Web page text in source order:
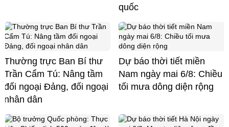
quốc
Thường trực Ban Bí thư
Trần Cẩm Tú: Nâng tầm
đối ngoại Đảng, đối ngoại
nhân dân
Dự báo thời tiết miền
Nam ngày mai 6/8: Chiều
tối mưa dông diện rộng